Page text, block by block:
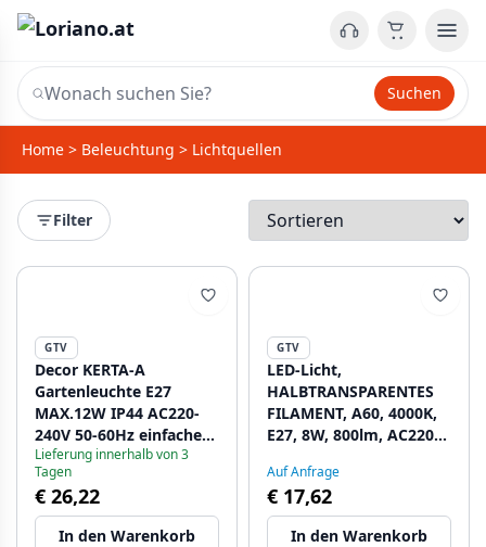
Suchen
Home > Beleuchtung > Lichtquellen
Filter
GTV
Decor KERTA-A
Gartenleuchte E27
MAX.12W IP44 AC220-
240V 50-60Hz einfache
Wandleuchte oben
Graphit 1208963906
Lieferung innerhalb von 3
Tagen
€ 26,22
In den Warenkorb
GTV
LED-Licht,
HALBTRANSPARENTES
FILAMENT, A60, 4000K,
E27, 8W, 800lm, AC220-
360° 1208962595 - Set
mit 4
Auf Anfrage
€ 17,62
In den Warenkorb